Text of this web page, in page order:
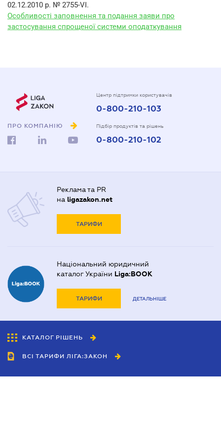
02.12.2010 р. № 2755-VI.
Особливості заповнення та подання заяви про
застосування спрощеної системи оподаткування
ПРО КОМПАНІЮ
Центр підтримки користувачів
0-800-210-103
Підбір продуктів та рішень
0-800-210-102
Реклама та PR
на ligazakon.net
ТАРИФИ
Національний юридичний
каталог України Liga:BOOK
ТАРИФИ ДЕТАЛЬНІШЕ
КАТАЛОГ РІШЕНЬ
ВСІ ТАРИФИ ЛІГА:ЗАКОН